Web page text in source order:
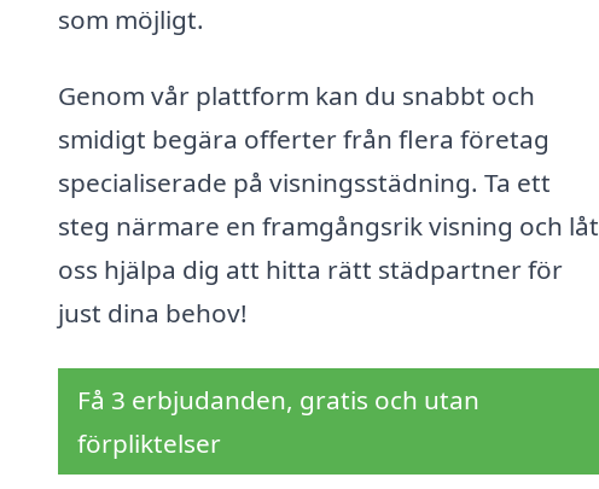
som möjligt.
Genom vår plattform kan du snabbt och
smidigt begära offerter från flera företag
specialiserade på visningsstädning. Ta ett
steg närmare en framgångsrik visning och låt
oss hjälpa dig att hitta rätt städpartner för
just dina behov!
Få 3 erbjudanden, gratis och utan
förpliktelser